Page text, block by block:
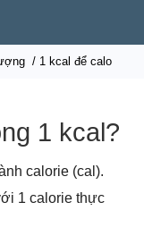
/ 1 kcal để calo
1 kcal?
calorie (cal).
1 calorie thực